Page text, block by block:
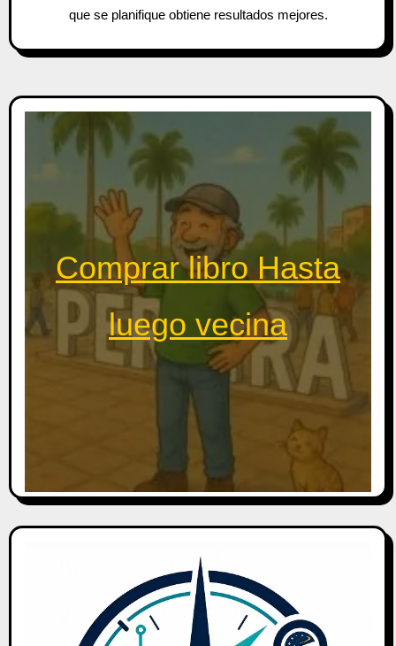
que se planifique obtiene resultados mejores.
Comprar libro Hasta
luego vecina